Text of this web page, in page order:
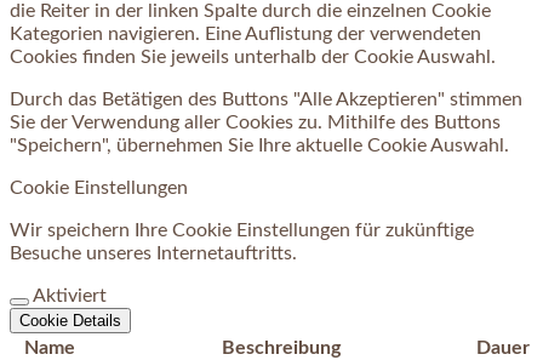
die Reiter in der linken Spalte durch die einzelnen Cookie
Kategorien navigieren. Eine Auflistung der verwendeten
Cookies finden Sie jeweils unterhalb der Cookie Auswahl.
Durch das Betätigen des Buttons "Alle Akzeptieren" stimmen
Sie der Verwendung aller Cookies zu. Mithilfe des Buttons
"Speichern", übernehmen Sie Ihre aktuelle Cookie Auswahl.
Cookie Einstellungen
Wir speichern Ihre Cookie Einstellungen für zukünftige
Besuche unseres Internetauftritts.
Aktiviert
Cookie Details
Name Beschreibung
Dauer